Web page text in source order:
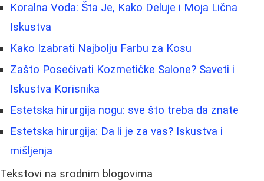
Koralna Voda: Šta Je, Kako Deluje i Moja Lična
Iskustva
Kako Izabrati Najbolju Farbu za Kosu
Zašto Posećivati Kozmetičke Salone? Saveti i
Iskustva Korisnika
Estetska hirurgija nogu: sve što treba da znate
Estetska hirurgija: Da li je za vas? Iskustva i
mišljenja
Tekstovi na srodnim blogovima